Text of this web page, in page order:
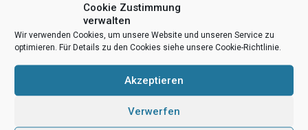
Cookie Zustimmung
verwalten
Wir verwenden Cookies, um unsere Website und unseren Service zu
optimieren. Für Details zu den Cookies siehe unsere Cookie-Richtlinie.
Akzeptieren
Verwerfen
teilen
teilen